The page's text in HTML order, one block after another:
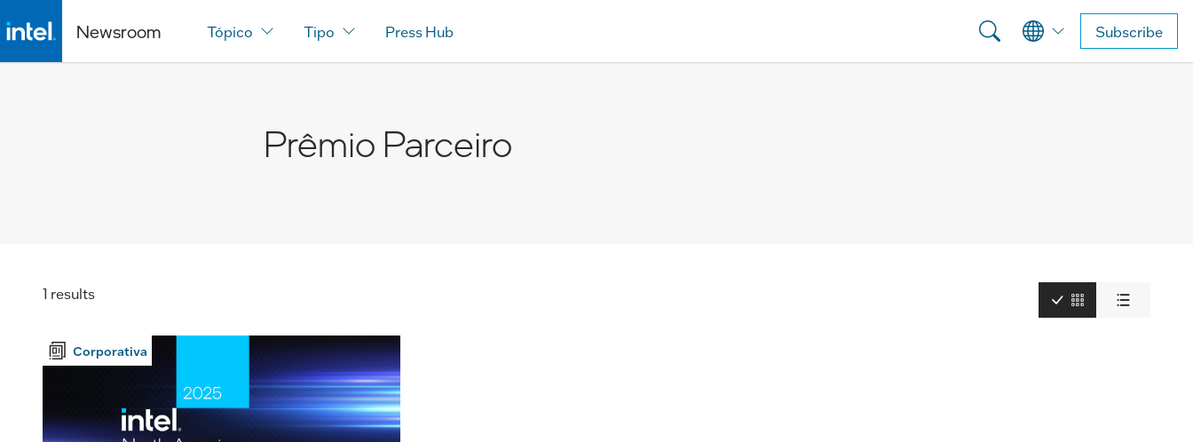
Newsroom Tópico Tipo Press Hub Subscribe
Prêmio Parceiro
1 results
Corporativa